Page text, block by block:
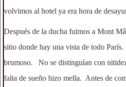
volvimos al hotel ya era hora de
Después de la ducha fuimos a Mont
sitio donde hay una vista de todo
brumoso. No se distinguían con
falta de sueño hizo mella. Antes de